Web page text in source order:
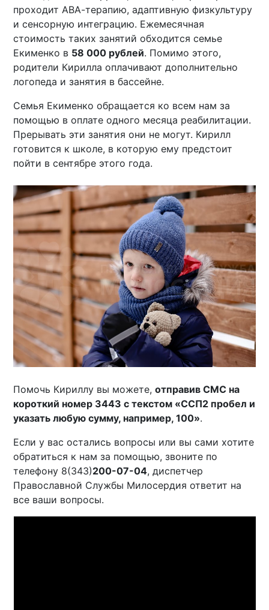
проходит АВА-терапию, адаптивную физкультуру
и сенсорную интеграцию. Ежемесячная
стоимость таких занятий обходится семье
Екименко в 58 000 рублей. Помимо этого,
родители Кирилла оплачивают дополнительно
логопеда и занятия в бассейне.
Семья Екименко обращается ко всем нам за
помощью в оплате одного месяца реабилитации.
Прерывать эти занятия они не могут. Кирилл
готовится к школе, в которую ему предстоит
пойти в сентябре этого года.
Помочь Кириллу вы можете,отправив СМС на
короткий номер 3443 с текстом «ССП2 пробел и
указать любую сумму, например, 100».
Если у вас остались вопросы или вы сами хотите
обратиться к нам за помощью, звоните по
телефону 8(343)200-07-04, диспетчер
Православной Службы Милосердия ответит на
все ваши вопросы.